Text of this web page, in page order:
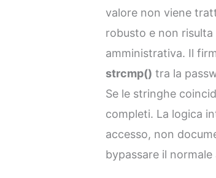
valore non viene
robusto e non risulta
amministrativa. Il
strcmp() tra la
Se le stringhe
completi. La logica
accesso, non
bypassare il